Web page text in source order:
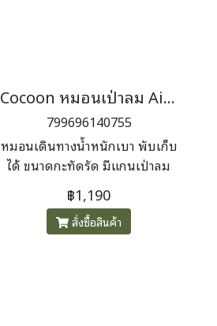
Cocoon หมอนเป่าลม Air Core Pillow
799696140755
หมอนเดินทางน้ำหนักเบา พับเก็บ
ได้ ขนาดกะทัดรัด มีแกนเป่าลม
(air core) ที่ถอดเปลี่ยนได้ และ
ชั้นไส้สังเคราะห์ครอบด้านใน ให้
ความสบายพร้อมพกพาสะดวก
฿1,190
สั่งซื้อสินค้า